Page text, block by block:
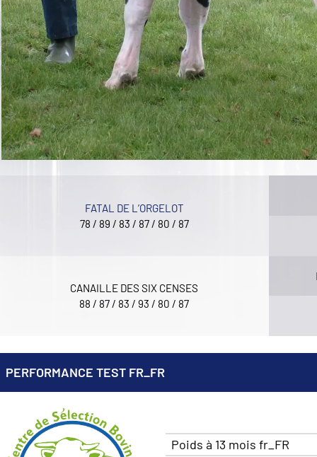
FATAL DE L’ORGELOT
78 / 89 / 83 / 87 / 80 / 87
CANAILLE DES SIX CENSES
88 / 87 / 83 / 93 / 80 / 87
PERFORMANCE TEST FR_FR
Poids à 13 mois fr_FR